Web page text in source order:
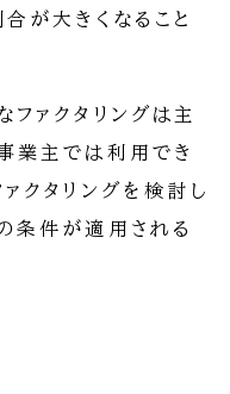
が大きくなること
ァクタリングは主
業主では利用でき
クタリングを検討し
条件が適用される